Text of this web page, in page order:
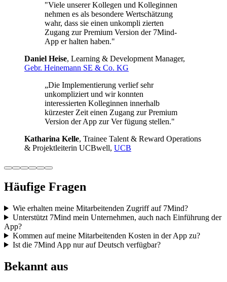
"Viele unserer Kollegen und Kolleginnen
nehmen es als besondere Wertschätzung
wahr, dass sie einen unkompli zierten
Zugang zur Premium Version der 7Mind-
App er halten haben."
Daniel Heise, Learning & Development Manager,
Gebr. Heinemann SE & Co. KG
„Die Implementierung verlief sehr
unkompliziert und wir konnten
interessierten Kolleginnen innerhalb
kürzester Zeit einen Zugang zur Premium
Version der App zur Ver fügung stellen."
Katha­rina Kelle, Trainee Talent & Reward Ope­ra­ti­ons
& Pro­jekt­lei­te­rin UCB­well, UCB
Häufige Fragen
Wie erhalten meine Mitarbeitenden Zugriff auf 7Mind?
Unterstützt 7Mind mein Unternehmen, auch nach Einführung der
App?
Kommen auf meine Mitarbeitenden Kosten in der App zu?
Ist die 7Mind App nur auf Deutsch verfügbar?
Bekannt aus